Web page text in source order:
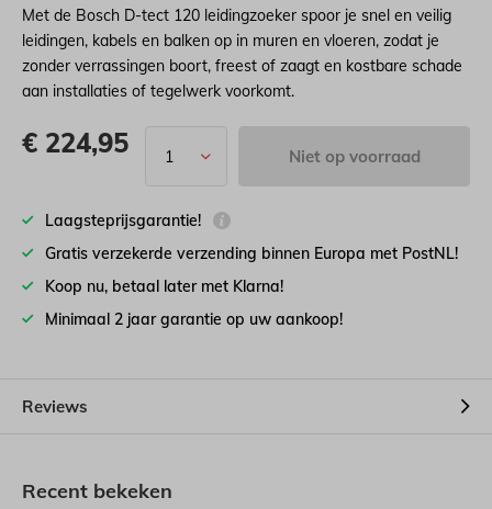
Met de Bosch D-tect 120 leidingzoeker spoor je snel en veilig
leidingen, kabels en balken op in muren en vloeren, zodat je
zonder verrassingen boort, freest of zaagt en kostbare schade
aan installaties of tegelwerk voorkomt.
€ 224,95 Niet op voorraad
Laagsteprijsgarantie!
Gratis verzekerde verzending binnen Europa met PostNL!
Koop nu, betaal later met Klarna!
Minimaal 2 jaar garantie op uw aankoop!
Reviews
Recent bekeken